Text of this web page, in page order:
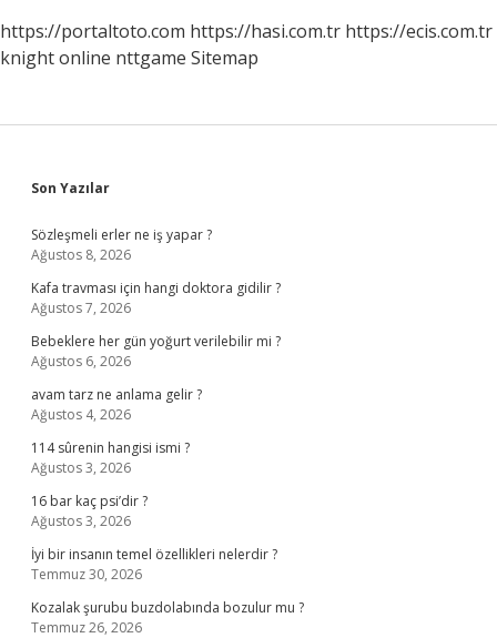
https://portaltoto.com https://hasi.com.tr https://ecis.com.tr
knight online nttgame Sitemap
Sidebar
Son Yazılar
Sözleşmeli erler ne iş yapar ?
Ağustos 8, 2026
Kafa travması için hangi doktora gidilir ?
Ağustos 7, 2026
Bebeklere her gün yoğurt verilebilir mi ?
Ağustos 6, 2026
avam tarz ne anlama gelir ?
Ağustos 4, 2026
114 sûrenin hangisi ismi ?
Ağustos 3, 2026
16 bar kaç psi’dir ?
Ağustos 3, 2026
İyi bir insanın temel özellikleri nelerdir ?
Temmuz 30, 2026
Kozalak şurubu buzdolabında bozulur mu ?
Temmuz 26, 2026